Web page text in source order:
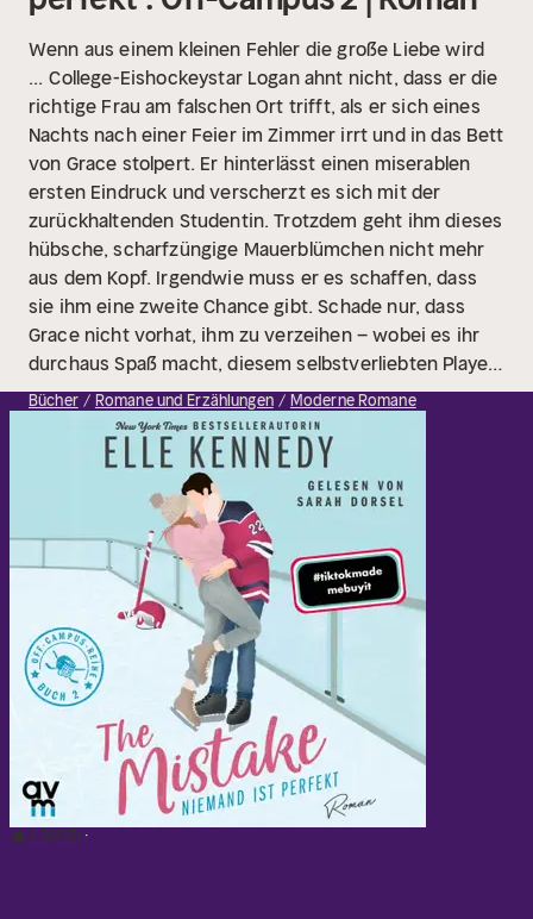
Wenn aus einem kleinen Fehler die große Liebe wird
... College-Eishockeystar Logan ahnt nicht, dass er die
richtige Frau am falschen Ort trifft, als er sich eines
Nachts nach einer Feier im Zimmer irrt und in das Bett
von Grace stolpert. Er hinterlässt einen miserablen
ersten Eindruck und verscherzt es sich mit der
zurückhaltenden Studentin. Trotzdem geht ihm dieses
hübsche, scharfzüngige Mauerblümchen nicht mehr
aus dem Kopf. Irgendwie muss er es schaffen, dass
sie ihm eine zweite Chance gibt. Schade nur, dass
Grace nicht vorhat, ihm zu verzeihen – wobei es ihr
durchaus Spaß macht, diesem selbstverliebten Player
dabei zuzusehen, wie er es immer wieder bei ihr
Bücher Romane und Erzählungen Moderne Romane
4.3 213